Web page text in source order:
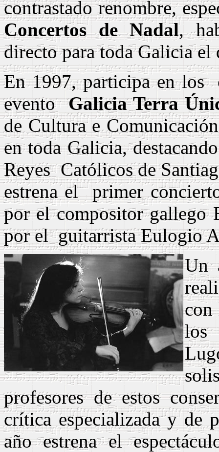
contrastado renombre,
Concertos de Nadal,
directo para toda Galicia el
En 1997, participa en los
evento
Galicia Terra
de Cultura e
en toda Galicia,
Reyes Católicos de
estrena el
primer
por el compositor gallego
por el guitarrista Eulogio
Un
con
los
profesores de estos
crítica especializada y de
año estrena el